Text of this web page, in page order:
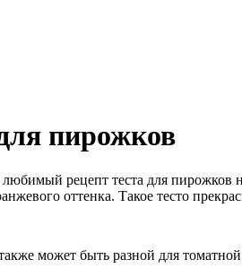
пирожков
рецепт теста для
оттенка. Такое тесто
может быть разной для